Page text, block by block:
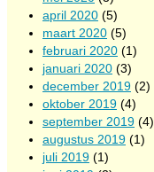
april 2020 (5)
maart 2020 (5)
februari 2020 (1)
januari 2020 (3)
december 2019 (2)
oktober 2019 (4)
september 2019 (4)
augustus 2019 (1)
juli 2019 (1)